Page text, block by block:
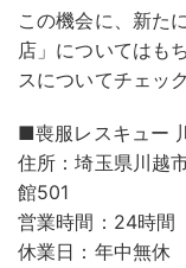
この機会に、新た
店」についてはも
スについてチェッ
■喪服レスキュー
住所：埼玉県川越
館501
営業時間：24時間
休業日：年中無休